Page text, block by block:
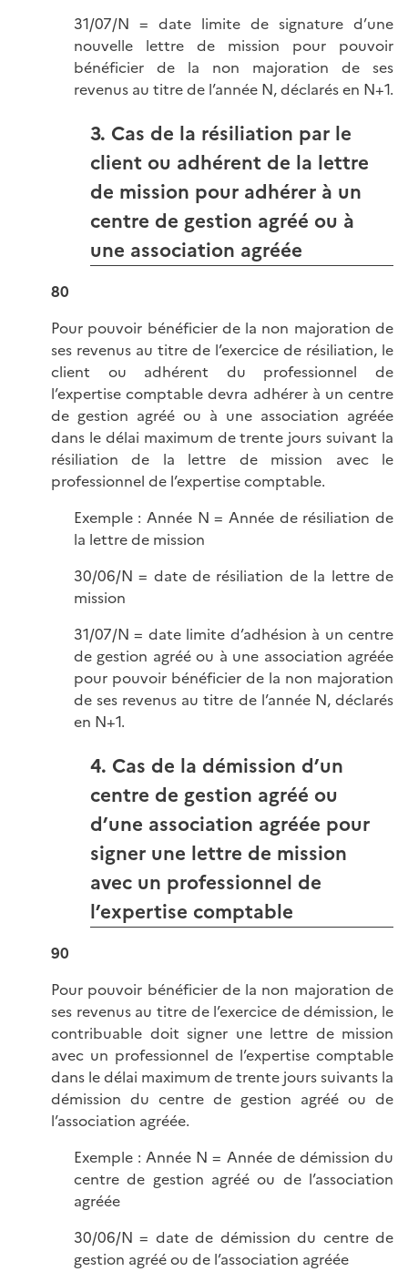
31/07/N = date limite de signature d’une
nouvelle lettre de mission pour pouvoir
bénéficier de la non majoration de ses
revenus au titre de l’année N, déclarés en N+1.
3. Cas de la résiliation par le
client ou adhérent de la lettre
de mission pour adhérer à un
centre de gestion agréé ou à
une association agréée
80
Pour pouvoir bénéficier de la non majoration de
ses revenus au titre de l’exercice de résiliation, le
client ou adhérent du professionnel de
l’expertise comptable devra adhérer à un centre
de gestion agréé ou à une association agréée
dans le délai maximum de trente jours suivant la
résiliation de la lettre de mission avec le
professionnel de l’expertise comptable.
Exemple : Année N = Année de résiliation de
la lettre de mission
30/06/N = date de résiliation de la lettre de
mission
31/07/N = date limite d’adhésion à un centre
de gestion agréé ou à une association agréée
pour pouvoir bénéficier de la non majoration
de ses revenus au titre de l’année N, déclarés
en N+1.
4. Cas de la démission d’un
centre de gestion agréé ou
d’une association agréée pour
signer une lettre de mission
avec un professionnel de
l’expertise comptable
90
Pour pouvoir bénéficier de la non majoration de
ses revenus au titre de l’exercice de démission, le
contribuable doit signer une lettre de mission
avec un professionnel de l’expertise comptable
dans le délai maximum de trente jours suivants la
démission du centre de gestion agréé ou de
l’association agréée.
Exemple : Année N = Année de démission du
centre de gestion agréé ou de l’association
agréée
30/06/N = date de démission du centre de
gestion agréé ou de l’association agréée